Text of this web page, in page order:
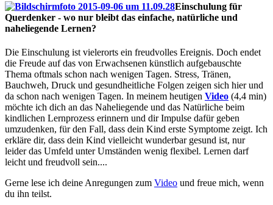
Einschulung für
Querdenker - wo nur bleibt das einfache, natürliche und
naheliegende Lernen?
Die Einschulung ist vielerorts ein freudvolles Ereignis. Doch endet
die Freude auf das von Erwachsenen künstlich aufgebauschte
Thema oftmals schon nach wenigen Tagen. Stress, Tränen,
Bauchweh, Druck und gesundheitliche Folgen zeigen sich hier und
da schon nach wenigen Tagen. In meinem heutigen Video (4,4 min)
möchte ich dich an das Naheliegende und das Natürliche beim
kindlichen Lernprozess erinnern und dir Impulse dafür geben
umzudenken, für den Fall, dass dein Kind erste Symptome zeigt. Ich
erkläre dir, dass dein Kind vielleicht wunderbar gesund ist, nur
leider das Umfeld unter Umständen wenig flexibel. Lernen darf
leicht und freudvoll sein....
Gerne lese ich deine Anregungen zum Video und freue mich, wenn
du ihn teilst.